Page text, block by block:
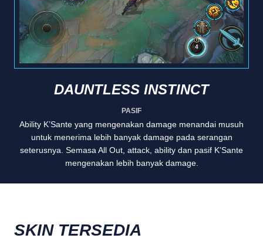
DAUNTLESS INSTINCT
PASIF
Ability K’Sante yang mengenakan damage menandai musuh
untuk menerima lebih banyak damage pada serangan
seterusnya. Semasa All Out, attack, ability dan pasif K’Sante
mengenakan lebih banyak damage.
SKIN TERSEDIA